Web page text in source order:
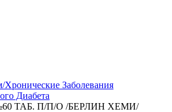
Заболевания
Диабета
ТАБ. П/П/О /БЕРЛИН ХЕМИ/